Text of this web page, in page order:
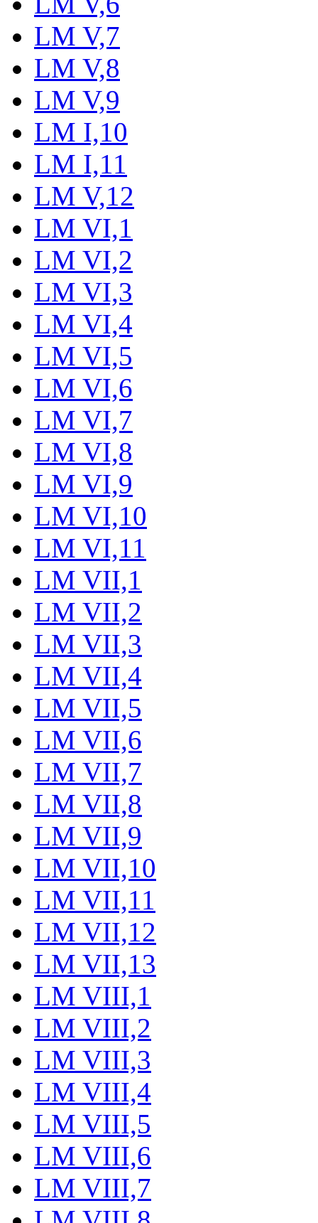
LM V,7
LM V,8
LM V,9
LM I,10
LM I,11
LM V,12
LM VI,1
LM VI,2
LM VI,3
LM VI,4
LM VI,5
LM VI,6
LM VI,7
LM VI,8
LM VI,9
LM VI,10
LM VI,11
LM VII,1
LM VII,2
LM VII,3
LM VII,4
LM VII,5
LM VII,6
LM VII,7
LM VII,8
LM VII,9
LM VII,10
LM VII,11
LM VII,12
LM VII,13
LM VIII,1
LM VIII,2
LM VIII,3
LM VIII,4
LM VIII,5
LM VIII,6
LM VIII,7